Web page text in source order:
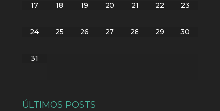
17 18 19 20 21 22 23
24 25 26 27 28 29 30
31
ÚLTIMOS POSTS